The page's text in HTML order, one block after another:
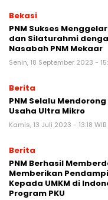
Bekasi
PNM Sukses
dan Silaturahmi
Nasabah PNM Mekaar
Senin, 18 September 2023 -
Berita
PNM Selalu
Usaha Ultra Mikro
Kamis, 13 Juli 2023 - 13:18 WIB
Berita
PNM Berhasil
Memberikan
Kepada UMKM di
Program PKU